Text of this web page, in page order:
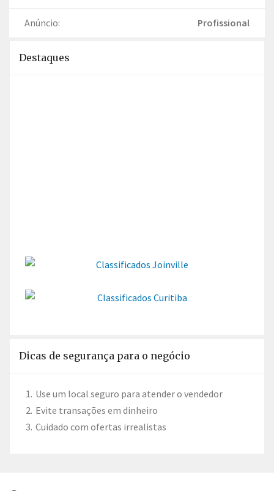
Anúncio: Profissional
Destaques
Dicas de segurança para o negócio
Use um local seguro para atender o vendedor
Evite transações em dinheiro
Cuidado com ofertas irrealistas